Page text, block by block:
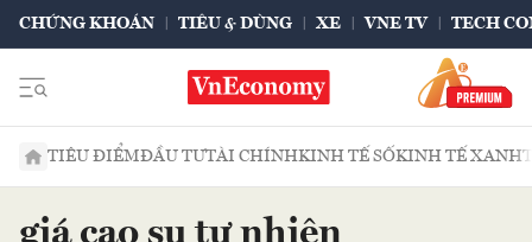
CHỨNG KHOÁN TIÊU & DÙNG XE VNE TV TECH
TIÊU ĐIỂMĐẦU TƯTÀI CHÍNHKINH TẾ SỐKINH TẾ XANH